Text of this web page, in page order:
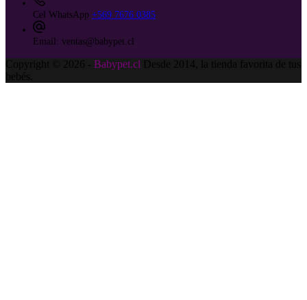
Cel WhatsApp +569 7676 0385
Email: ventas@babypet.cl
Copyright © 2026 - Babypet.cl Desde 2014, la tienda favorita de tus
bebés.